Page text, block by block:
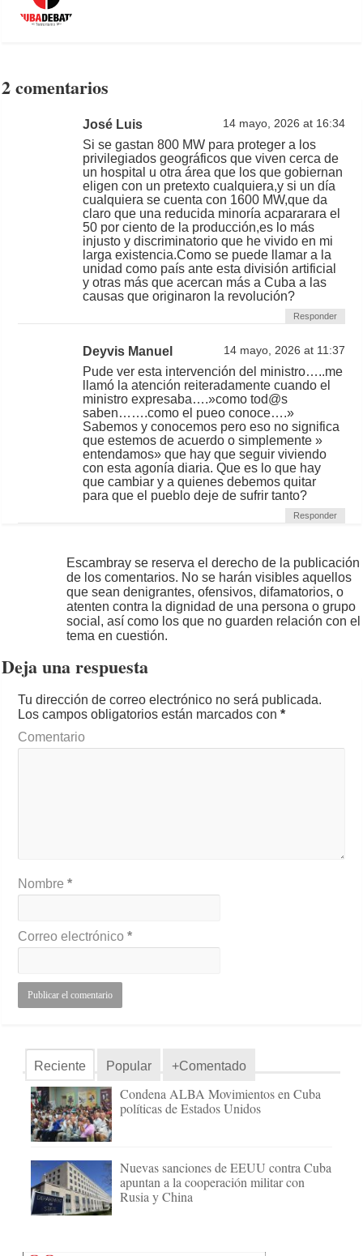
2 comentarios
José Luis 14 mayo, 2026 at 16:34
Si se gastan 800 MW para proteger a los
privilegiados geográficos que viven cerca de
un hospital u otra área que los que gobiernan
eligen con un pretexto cualquiera,y si un día
cualquiera se cuenta con 1600 MW,que da
claro que una reducida minoría acpararara el
50 por ciento de la producción,es lo más
injusto y discriminatorio que he vivido en mi
larga existencia.Como se puede llamar a la
unidad como país ante esta división artificial
y otras más que acercan más a Cuba a las
causas que originaron la revolución?
Responder
Deyvis Manuel 14 mayo, 2026 at 11:37
Pude ver esta intervención del ministro…..me
llamó la atención reiteradamente cuando el
ministro expresaba….»como tod@s
saben…….como el pueo conoce….»
Sabemos y conocemos pero eso no significa
que estemos de acuerdo o simplemente »
entendamos» que hay que seguir viviendo
con esta agonía diaria. Que es lo que hay
que cambiar y a quienes debemos quitar
para que el pueblo deje de sufrir tanto?
Responder
Escambray se reserva el derecho de la publicación
de los comentarios. No se harán visibles aquellos
que sean denigrantes, ofensivos, difamatorios, o
atenten contra la dignidad de una persona o grupo
social, así como los que no guarden relación con el
tema en cuestión.
Deja una respuesta
Tu dirección de correo electrónico no será publicada.
Los campos obligatorios están marcados con*
Comentario
Nombre*
Correo electrónico*
Reciente Popular +Comentado
Condena ALBA Movimientos en Cuba
políticas de Estados Unidos
Nuevas sanciones de EEUU contra Cuba
apuntan a la cooperación militar con
Rusia y China